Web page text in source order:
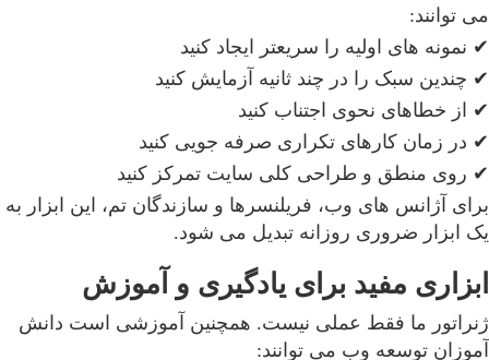
می توانند:
✔ نمونه های اولیه را سریعتر ایجاد کنید
✔ چندین سبک را در چند ثانیه آزمایش کنید
✔ از خطاهای نحوی اجتناب کنید
✔ در زمان کارهای تکراری صرفه جویی کنید
✔ روی منطق و طراحی کلی سایت تمرکز کنید
برای آژانس های وب، فریلنسرها و سازندگان تم، این ابزار به
یک ابزار ضروری روزانه تبدیل می شود.
ابزاری مفید برای یادگیری و آموزش
ژنراتور ما فقط عملی نیست. همچنین آموزشی است دانش
آموزان توسعه وب می توانند: